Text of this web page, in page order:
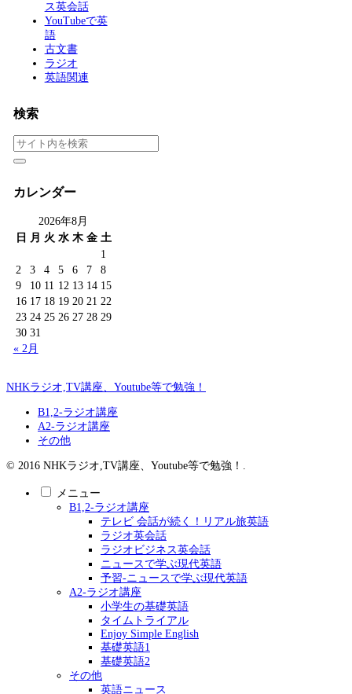
ス英会話
YouTubeで英
語
古文書
ラジオ
英語関連
検索
カレンダー
2026年8月
日
月 火 水 木 金 土
1
2
3 4 5 6 7
8
9
10 11 12 13 14 15
16 17 18 19 20 21 22
23 24 25 26 27 28 29
30 31
« 2月
NHKラジオ,TV講座、Youtube等で勉強！
B1,2-ラジオ講座
A2-ラジオ講座
その他
© 2016 NHKラジオ,TV講座、Youtube等で勉強！.
メニュー
B1,2-ラジオ講座
テレビ 会話が続く！リアル旅英語
ラジオ英会話
ラジオビジネス英会話
ニュースで学ぶ現代英語
予習-ニュースで学ぶ現代英語
A2-ラジオ講座
小学生の基礎英語
タイムトライアル
Enjoy Simple English
基礎英語1
基礎英語2
その他
英語ニュース